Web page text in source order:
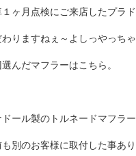
１ヶ月点検にご来店したプラ
わりますねぇ～よしっやっち
んだマフラーはこちら。
ドール製のトルネードマフラー
も別のお客様に取付した事あ